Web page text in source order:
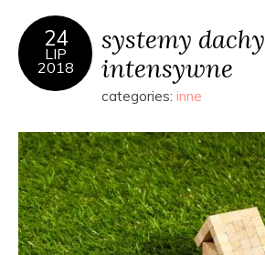
24
LIP
2018
systemy dachy
intensywne
categories: inne